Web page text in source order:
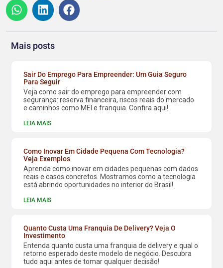
Mais posts
Sair Do Emprego Para Empreender: Um Guia Seguro
Para Seguir
Veja como sair do emprego para empreender com
segurança: reserva financeira, riscos reais do mercado
e caminhos como MEI e franquia. Confira aqui!
LEIA MAIS
Como Inovar Em Cidade Pequena Com Tecnologia?
Veja Exemplos
Aprenda como inovar em cidades pequenas com dados
reais e casos concretos. Mostramos como a tecnologia
está abrindo oportunidades no interior do Brasil!
LEIA MAIS
Quanto Custa Uma Franquia De Delivery? Veja O
Investimento
Entenda quanto custa uma franquia de delivery e qual o
retorno esperado deste modelo de negócio. Descubra
tudo aqui antes de tomar qualquer decisão!